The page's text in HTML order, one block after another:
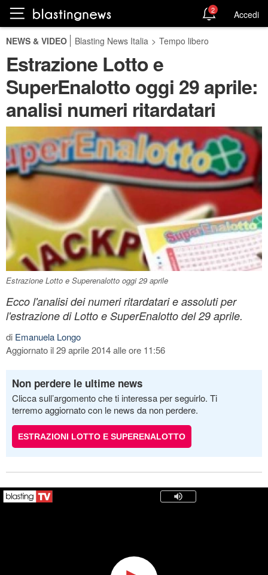
2 Accedi
NEWS & VIDEO Blasting News Italia > Tempo libero
Estrazione Lotto e
SuperEnalotto oggi 29 aprile:
analisi numeri ritardatari
Estrazione Lotto e Superenalotto oggi 29 aprile
Ecco l'analisi dei numeri ritardatari e assoluti per
l'estrazione di Lotto e SuperEnalotto del 29 aprile.
di Emanuela Longo
Aggiornato il 29 aprile 2014 alle ore 11:56
Non perdere le ultime news
Clicca sull’argomento che ti interessa per seguirlo. Ti
terremo aggiornato con le news da non perdere.
ESTRAZIONI LOTTO E SUPERENALOTTO